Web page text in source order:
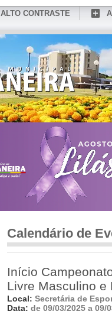
ALTO CONTRASTE
CONHEÇA MEDIANEIRA
Calendário de
Início
Livre Masculino e
Local: Secretária de
Data: de 09/03/2025 a 09/